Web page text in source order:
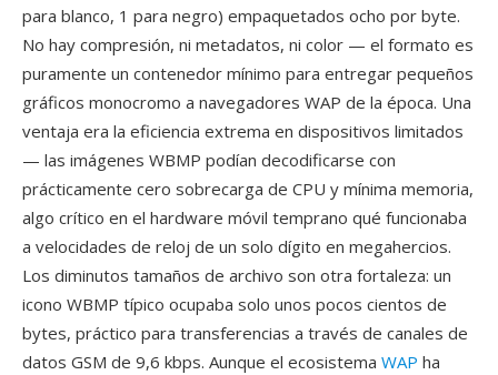
para blanco, 1 para negro) empaquetados ocho por byte.
No hay compresión, ni metadatos, ni color — el formato es
puramente un contenedor mínimo para entregar pequeños
gráficos monocromo a navegadores WAP de la época. Una
ventaja era la eficiencia extrema en dispositivos limitados
— las imágenes WBMP podían decodificarse con
prácticamente cero sobrecarga de CPU y mínima memoria,
algo crítico en el hardware móvil temprano qué funcionaba
a velocidades de reloj de un solo dígito en megahercios.
Los diminutos tamaños de archivo son otra fortaleza: un
icono WBMP típico ocupaba solo unos pocos cientos de
bytes, práctico para transferencias a través de canales de
datos GSM de 9,6 kbps. Aunque el ecosistema WAP ha